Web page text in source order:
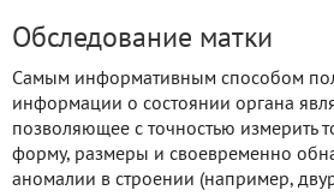
Обследование матки
Самым информативным способом
информации о состоянии органа
позволяющее с точностью измерить
форму, размеры и своевременно
аномалии в строении (например,